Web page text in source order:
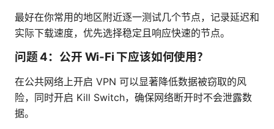
最好在你常用的地区附近逐一测试几个节点，记录延迟和
实际下载速度，优先选择稳定且响应快速的节点。
问题 4：公开 Wi-Fi 下应该如何使用？
在公共网络上开启 VPN 可以显著降低数据被窃取的风
险，同时开启 Kill Switch，确保网络断开时不会泄露数
据。